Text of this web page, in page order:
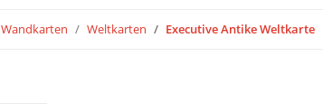
Wandkarten Weltkarten Executive Antike Weltkarte